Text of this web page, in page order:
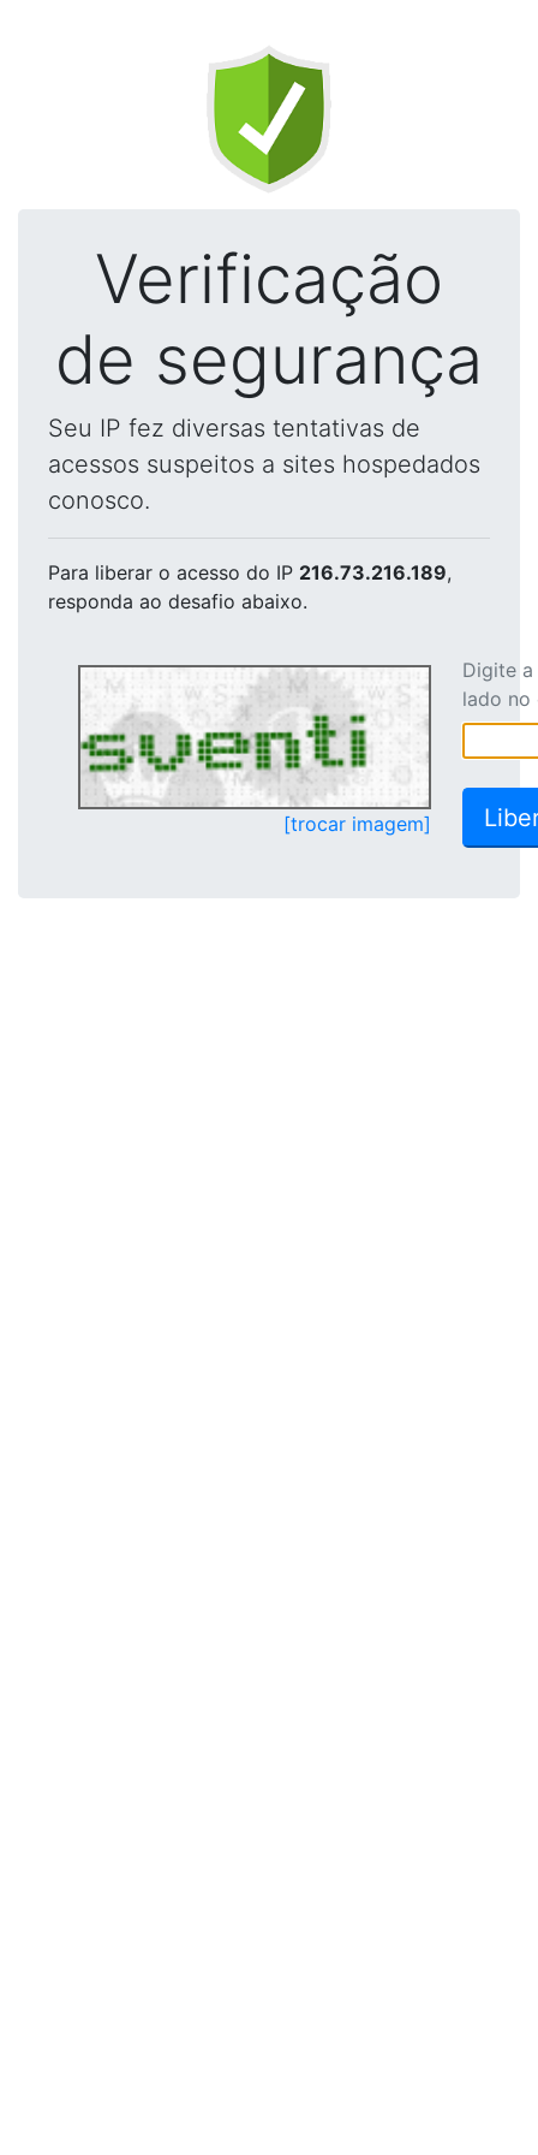
Verificação
de segurança
Seu IP fez diversas tentativas de
acessos suspeitos a sites hospedados
conosco.
Para liberar o acesso do IP 216.73.216.189,
responda ao desafio abaixo.
[trocar imagem]
Digite
lado no